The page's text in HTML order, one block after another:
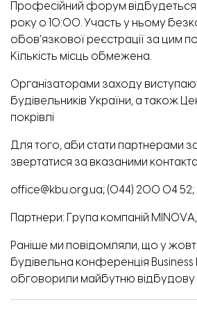
Професійний форум відбудеться
року о 10:00. Участь у ньому
обов’язкової реєстрації за цим
Кількість місць обмежена.
Організаторами заходу
будівельників України, а також
покрівлі
Для того, аби стати партнерами
звертатися за вказаними
office@kbu.org.ua; (044) 200 04 52;
Партнери: Група компаній
Раніше ми повідомляли, що у
будівельна конференція Business
обговорили майбутню відбудову